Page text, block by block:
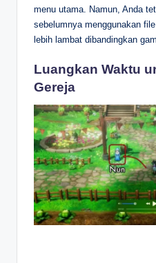
menu utama. Namun, Anda
sebelumnya menggunakan
lebih lambat dibandingkan
Luangkan Waktu
Gereja